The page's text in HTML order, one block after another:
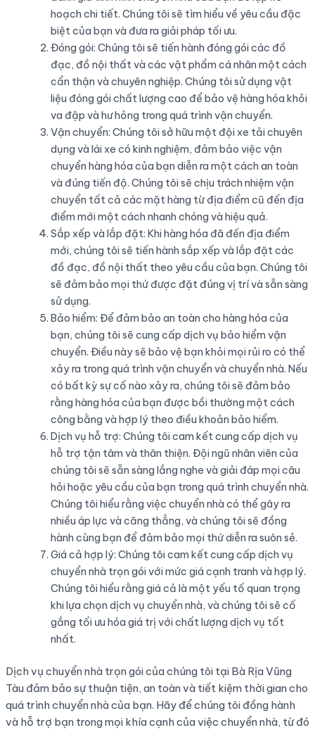
hoạch chi tiết. Chúng tôi sẽ tìm hiểu về yêu cầu đặc
biệt của bạn và đưa ra giải pháp tối ưu.
Đóng gói: Chúng tôi sẽ tiến hành đóng gói các đồ
đạc, đồ nội thất và các vật phẩm cá nhân một cách
cẩn thận và chuyên nghiệp. Chúng tôi sử dụng vật
liệu đóng gói chất lượng cao để bảo vệ hàng hóa khỏi
va đập và hư hỏng trong quá trình vận chuyển.
Vận chuyển: Chúng tôi sở hữu một đội xe tải chuyên
dụng và lái xe có kinh nghiệm, đảm bảo việc vận
chuyển hàng hóa của bạn diễn ra một cách an toàn
và đúng tiến độ. Chúng tôi sẽ chịu trách nhiệm vận
chuyển tất cả các mặt hàng từ địa điểm cũ đến địa
điểm mới một cách nhanh chóng và hiệu quả.
Sắp xếp và lắp đặt: Khi hàng hóa đã đến địa điểm
mới, chúng tôi sẽ tiến hành sắp xếp và lắp đặt các
đồ đạc, đồ nội thất theo yêu cầu của bạn. Chúng tôi
sẽ đảm bảo mọi thứ được đặt đúng vị trí và sẵn sàng
sử dụng.
Bảo hiểm: Để đảm bảo an toàn cho hàng hóa của
bạn, chúng tôi sẽ cung cấp dịch vụ bảo hiểm vận
chuyển. Điều này sẽ bảo vệ bạn khỏi mọi rủi ro có thể
xảy ra trong quá trình vận chuyển và chuyển nhà. Nếu
có bất kỳ sự cố nào xảy ra, chúng tôi sẽ đảm bảo
rằng hàng hóa của bạn được bồi thường một cách
công bằng và hợp lý theo điều khoản bảo hiểm.
Dịch vụ hỗ trợ: Chúng tôi cam kết cung cấp dịch vụ
hỗ trợ tận tâm và thân thiện. Đội ngũ nhân viên của
chúng tôi sẽ sẵn sàng lắng nghe và giải đáp mọi câu
hỏi hoặc yêu cầu của bạn trong quá trình chuyển nhà.
Chúng tôi hiểu rằng việc chuyển nhà có thể gây ra
nhiều áp lực và căng thẳng, và chúng tôi sẽ đồng
hành cùng bạn để đảm bảo mọi thứ diễn ra suôn sẻ.
Giá cả hợp lý: Chúng tôi cam kết cung cấp dịch vụ
chuyển nhà trọn gói với mức giá cạnh tranh và hợp lý.
Chúng tôi hiểu rằng giá cả là một yếu tố quan trọng
khi lựa chọn dịch vụ chuyển nhà, và chúng tôi sẽ cố
gắng tối ưu hóa giá trị với chất lượng dịch vụ tốt
nhất.
Dịch vụ chuyển nhà trọn gói của chúng tôi tại Bà Rịa Vũng
Tàu đảm bảo sự thuận tiện, an toàn và tiết kiệm thời gian cho
quá trình chuyển nhà của bạn. Hãy để chúng tôi đồng hành
và hỗ trợ bạn trong mọi khía cạnh của việc chuyển nhà, từ đó